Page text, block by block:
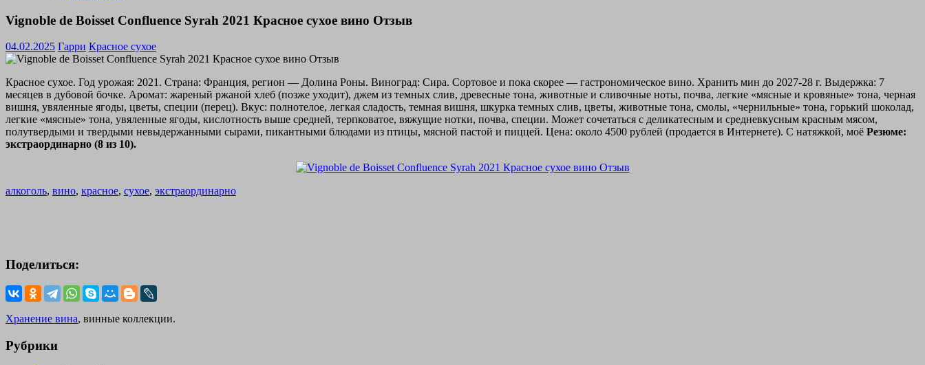
Vignoble de Boisset Confluence Syrah 2021 Красное сухое вино Отзыв
04.02.2025 Гарри Красное сухое
Красное сухое. Год урожая: 2021. Страна: Франция, регион — Долина Роны. Виноград: Сира. Сортовое и пока скорее — гастрономическое вино. Хранить мин до 2027-28 г. Выдержка: 7
месяцев в дубовой бочке. Аромат: жареный ржаной хлеб (позже уходит), джем из темных слив, древесные тона, животные и сливочные ноты, почва, легкие «мясные и кровяные» тона, черная
вишня, увяленные ягоды, цветы, специи (перец). Вкус: полнотелое, легкая сладость, темная вишня, шкурка темных слив, цветы, животные тона, смолы, «чернильные» тона, горький шоколад,
легкие «мясные» тона, увяленные ягоды, кислотность выше средней, терпковатое, вяжущие нотки, почва, специи. Может сочетаться с деликатесным и средневкусным красным мясом,
полутвердыми и твердыми невыдержанными сырами, пикантными блюдами из птицы, мясной пастой и пиццей. Цена: около 4500 рублей (продается в Интернете). С натяжкой, моё Резюме:
экстраординарно (8 из 10).
алкоголь, вино, красное, сухое, экстраординарно
Поделиться:
Хранение вина, винные коллекции.
Рубрики